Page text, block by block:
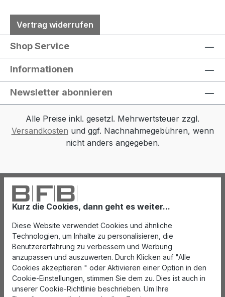
Kurz die Cookies, dann geht es weiter...
Diese Website verwendet Cookies und ähnliche
Technologien, um Inhalte zu personalisieren, die
Benutzererfahrung zu verbessern und Werbung
anzupassen und auszuwerten. Durch Klicken auf "Alle
Cookies akzeptieren " oder Aktivieren einer Option in den
Cookie-Einstellungen, stimmen Sie dem zu. Dies ist auch in
unserer Cookie-Richtlinie beschrieben. Um Ihre
Vertrag widerrufen
Shop Service
Informationen
Newsletter abonnieren
Alle Preise inkl. gesetzl. Mehrwertsteuer zzgl.
Versandkosten und ggf. Nachnahmegebühren, wenn
nicht anders angegeben.